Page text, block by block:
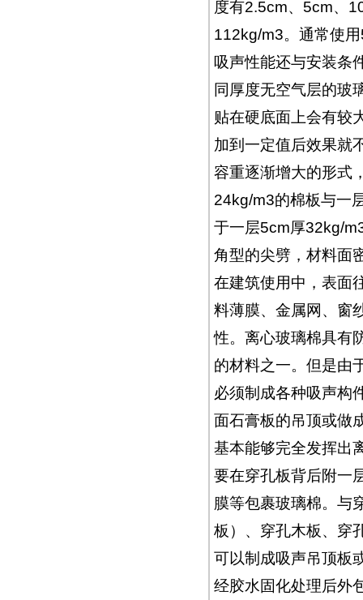
度有2.5cm、5cm、
112kg/m3。通常使
吸声性能还与安装条
同厚度无空气层的玻
贴在硬底面上会有较
加到一定值后效果就
容重逐渐增大的形式
24kg/m3的棉板与一
于一层5cm厚32kg/
角型的尖劈，材料面
在建筑使用中，表面
料薄膜、金属网、窗
性。离心玻璃棉具有
的材料之一。但是由
必须制成各种吸声构
面石膏板的吊顶或做
基本能够完全发挥出
要在穿孔板背后附一
膜等包裹玻璃棉。与
板）、穿孔木板、穿
可以制成吸声吊顶板
经胶水固化处理后外